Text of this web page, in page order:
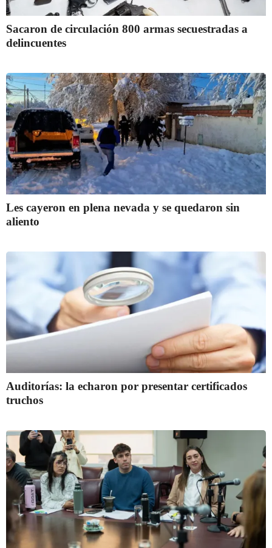
Sacaron de circulación 800 armas secuestradas a
delincuentes
Les cayeron en plena nevada y se quedaron sin
aliento
Auditorías: la echaron por presentar certificados
truchos